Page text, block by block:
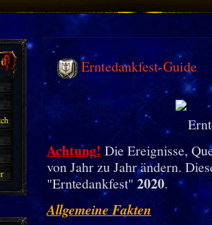
Erntedankfest-Guide
Achtung! Die Ereignisse,
von Jahr zu Jahr ändern.
"Erntedankfest" 2020.
Allgemeine Fakten